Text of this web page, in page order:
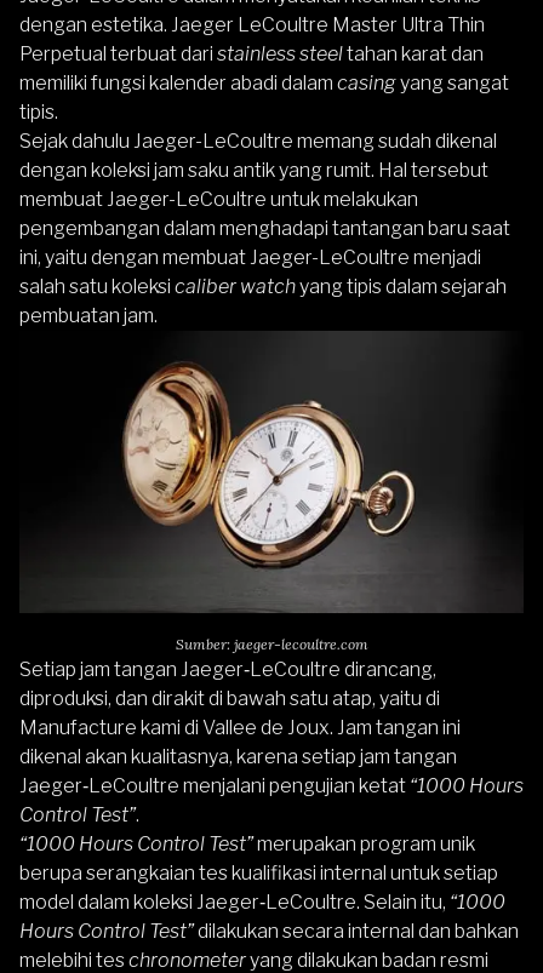
dengan estetika. Jaeger LeCoultre Master Ultra Thin
Perpetual terbuat dari stainless steeltahan karat dan
memiliki fungsi kalender abadi dalam casingyang sangat
tipis.
Sejak dahulu Jaeger-LeCoultre memang sudah dikenal
dengan koleksi jam saku antik yang rumit. Hal tersebut
membuat Jaeger-LeCoultre untuk melakukan
pengembangan dalam menghadapi tantangan baru saat
ini, yaitu dengan membuat Jaeger-LeCoultre menjadi
salah satu koleksi caliber watchyang tipis dalam sejarah
pembuatan jam.
Sumber: jaeger-lecoultre.com
Setiap jam tangan Jaeger‑LeCoultre dirancang,
diproduksi, dan dirakit di bawah satu atap, yaitu di
Manufacture kami di Vallee de Joux. Jam tangan ini
dikenal akan kualitasnya, karena setiap jam tangan
Jaeger‑LeCoultre menjalani pengujian ketat “1000 Hours
Control Test”.
“1000 Hours Control Test”merupakan program unik
berupa serangkaian tes kualifikasi internal untuk setiap
model dalam koleksi Jaeger‑LeCoultre. Selain itu, “1000
Hours Control Test”dilakukan secara internal dan bahkan
melebihi teschronometeryang dilakukan badan resmi